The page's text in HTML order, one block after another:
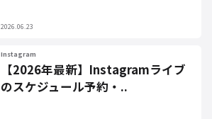
2026.06.23
Instagram
【2026年最新】Instagramライブ
のスケジュール予約・..